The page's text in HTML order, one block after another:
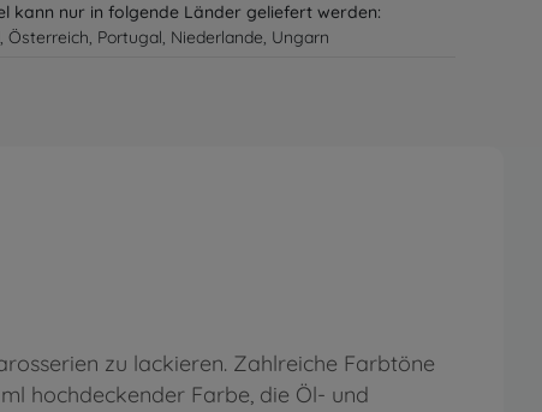
kann nur in folgende Länder geliefert werden:
Österreich, Portugal, Niederlande, Ungarn
zu lackieren. Zahlreiche Farbtöne
hochdeckender Farbe, die Öl- und